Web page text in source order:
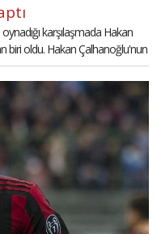
karşılaşmada Hakan
biri oldu. Hakan Çalhanoğlu'nun